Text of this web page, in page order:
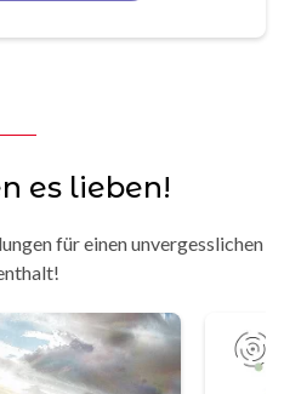
es lieben!
für einen unvergesslichen